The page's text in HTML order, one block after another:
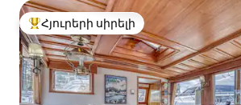
Հյուրերի սիրելի լավագույն տները
Հյուրերի սիրելի